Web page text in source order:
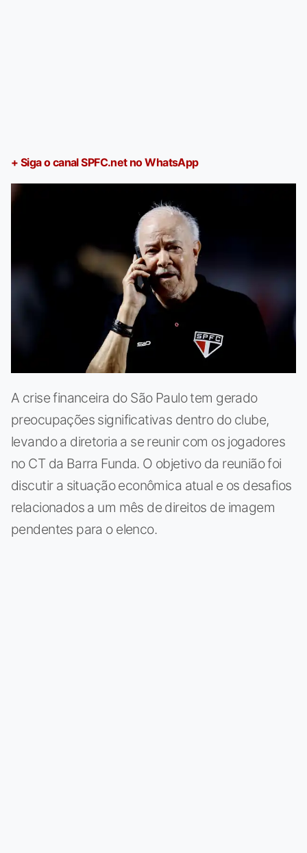
+ Siga o canal SPFC.net no WhatsApp
A crise financeira do São Paulo tem gerado
preocupações significativas dentro do clube,
levando a diretoria a se reunir com os jogadores
no CT da Barra Funda. O objetivo da reunião foi
discutir a situação econômica atual e os desafios
relacionados a um mês de direitos de imagem
pendentes para o elenco.